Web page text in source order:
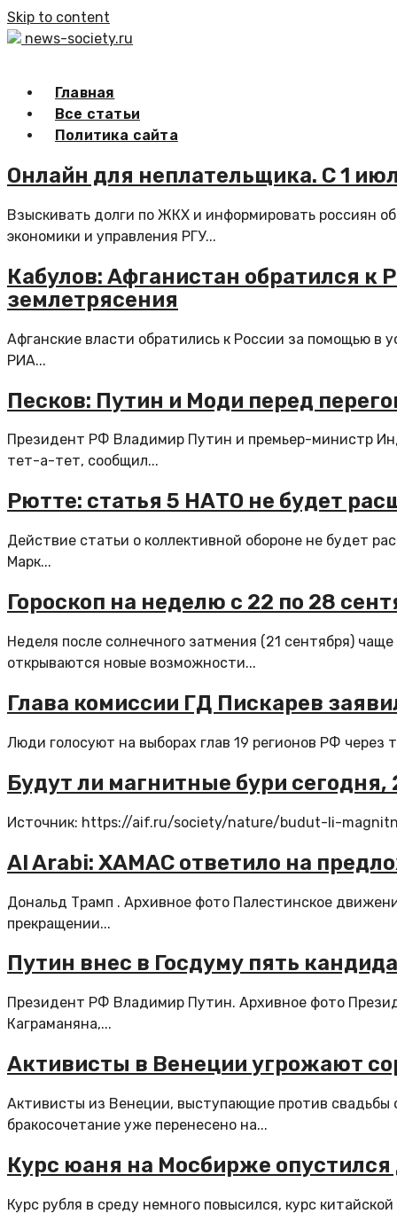
Skip to content
news-society.ru
Главная
Все статьи
Политика сайта
Онлайн для неплательщика. С 1
Взыскивать долги по ЖКХ и информировать россиян
экономики и управления РГУ...
Кабулов: Афганистан обратился к
землетрясения
Афганские власти обратились к России за помощью в
РИА...
Песков: Путин и Моди перед
Президент РФ Владимир Путин и премьер-министр
тет-а-тет, сообщил...
Рютте: статья 5 НАТО не будет
Действие статьи о коллективной обороне не будет
Марк...
Гороскоп на неделю с 22 по 28
Неделя после солнечного затмения (21 сентября)
открываются новые возможности...
Глава комиссии ГД Пискарев
Люди голосуют на выборах глав 19 регионов РФ через
Будут ли магнитные бури сегодня,
Источник: https://aif.ru/society/nature/budut-li-
Al Arabi: ХАМАС ответило на
Дональд Трамп . Архивное фото Палестинское
прекращении...
Путин внес в Госдуму пять
Президент РФ Владимир Путин. Архивное фото
Каграманяна,...
Активисты в Венеции угрожают
Активисты из Венеции, выступающие против
бракосочетание уже перенесено на...
Курс юаня на Мосбирже опустился
Курс рубля в среду немного повысился, курс